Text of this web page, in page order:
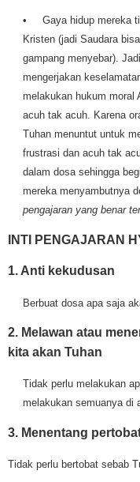
• Gaya hidup mereka
Kristen (jadi Saudara
gampang menyebar).
mengerjakan
melakukan hukum moral
acuh tak acuh. Karena
Tuhan menuntut untuk
frustrasi dan acuh tak
dalam dosa sehingga
mereka menyambutnya
pengajaran yang benar
INTI PENGAJARAN
1. Anti kekudusan
Berbuat dosa apa saja
2. Melawan atau
kita akan Tuhan
Tidak perlu melakukan
melakukan semuanya di
3. Menentang
Tidak perlu bertobat sebab